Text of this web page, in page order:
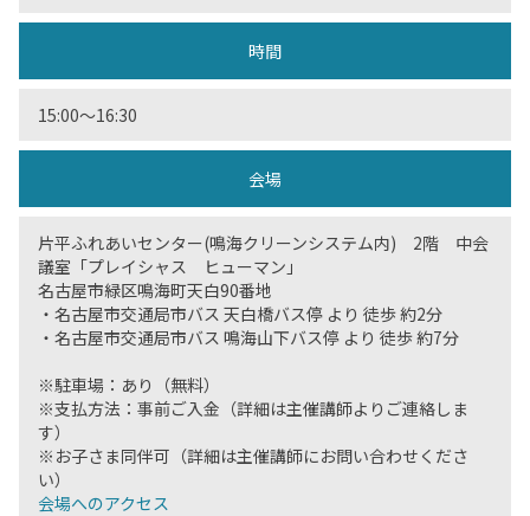
時間
15:00〜16:30
会場
片平ふれあいセンター(鳴海クリーンシステム内) 2階 中会
議室「プレイシャス ヒューマン」
名古屋市緑区鳴海町天白90番地
・名古屋市交通局市バス 天白橋バス停 より 徒歩 約2分
・名古屋市交通局市バス 鳴海山下バス停 より 徒歩 約7分
※駐車場：あり（無料）
※支払方法：事前ご入金（詳細は主催講師よりご連絡しま
す）
※お子さま同伴可（詳細は主催講師にお問い合わせくださ
い）
会場へのアクセス